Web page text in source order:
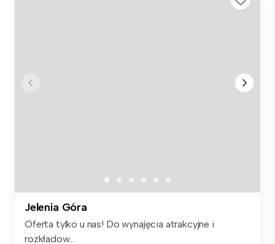
Jelenia Góra
Oferta tylko u nas! Do wynajęcia atrakcyjne i
rozkładow...